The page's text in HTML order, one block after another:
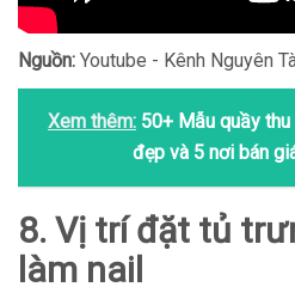
Nguồn: Youtube - Kênh Nguyên
Xem thêm: 50+ Mẫu quầy
đẹp và 5 nơi bán
8. Vị trí đặt tủ
làm nail